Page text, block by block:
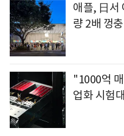
애플, 日서
량 2배 껑
"1000억
업화 시험